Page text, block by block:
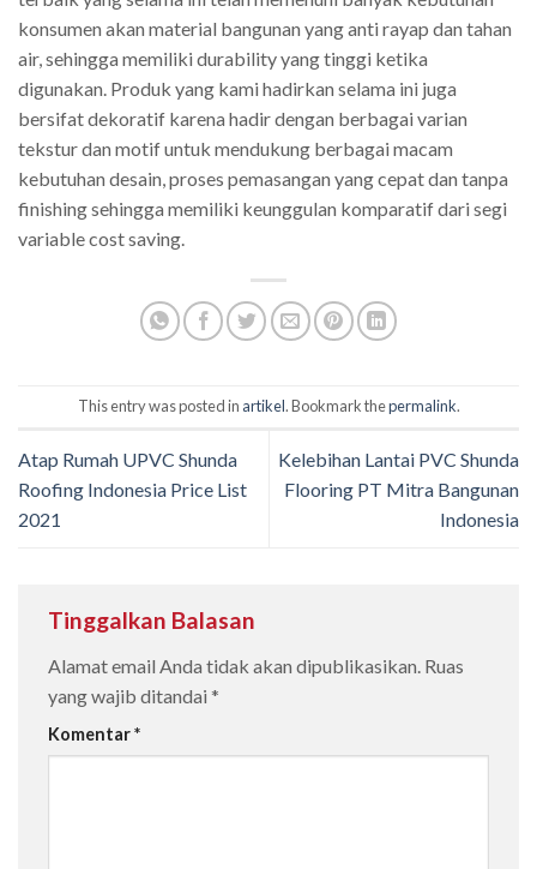
konsumen akan material bangunan yang anti rayap dan tahan
air, sehingga memiliki durability yang tinggi ketika
digunakan. Produk yang kami hadirkan selama ini juga
bersifat dekoratif karena hadir dengan berbagai varian
tekstur dan motif untuk mendukung berbagai macam
kebutuhan desain, proses pemasangan yang cepat dan tanpa
finishing sehingga memiliki keunggulan komparatif dari segi
variable cost saving.
This entry was posted in artikel. Bookmark thepermalink.
Atap Rumah UPVC Shunda
Roofing Indonesia Price List
2021
Kelebihan Lantai PVC Shunda
Flooring PT Mitra Bangunan
Indonesia
Tinggalkan Balasan
Alamat email Anda tidak akan dipublikasikan. Ruas
yang wajib ditandai *
Komentar*